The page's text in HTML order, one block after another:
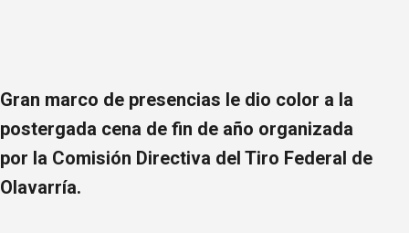
Gran marco de presencias le dio color a la
postergada cena de fin de año organizada
por la Comisión Directiva del Tiro Federal de
Olavarría.